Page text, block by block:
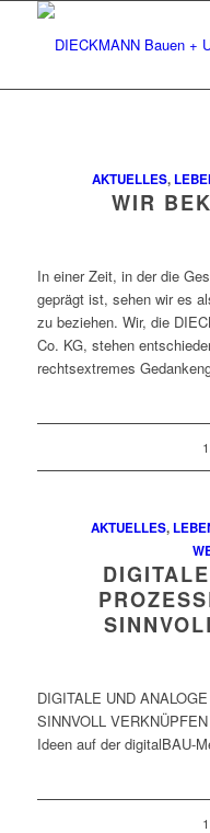
AKTUELLES,
WIR
In einer Zeit, in der die
geprägt ist, sehen wir es
zu beziehen. Wir, die
Co. KG, stehen
rechtsextremes
AKTUELLES,
DIGITALE UND
SINNVOLL
Ideen auf der digitalBAU-